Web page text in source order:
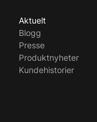
Aktuelt
Blogg
Presse
Produktnyheter
Kundehistorier